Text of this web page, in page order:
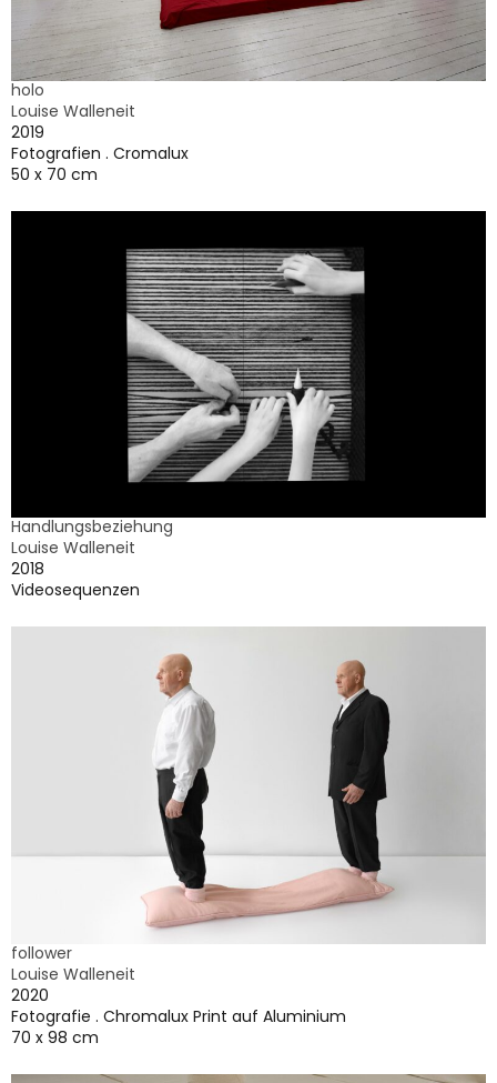
holo
Louise Walleneit
2019
Fotografien . Cromalux
50 x 70 cm
Handlungsbeziehung
Louise Walleneit
2018
Videosequenzen
follower
Louise Walleneit
2020
Fotografie . Chromalux Print auf Aluminium
70 x 98 cm